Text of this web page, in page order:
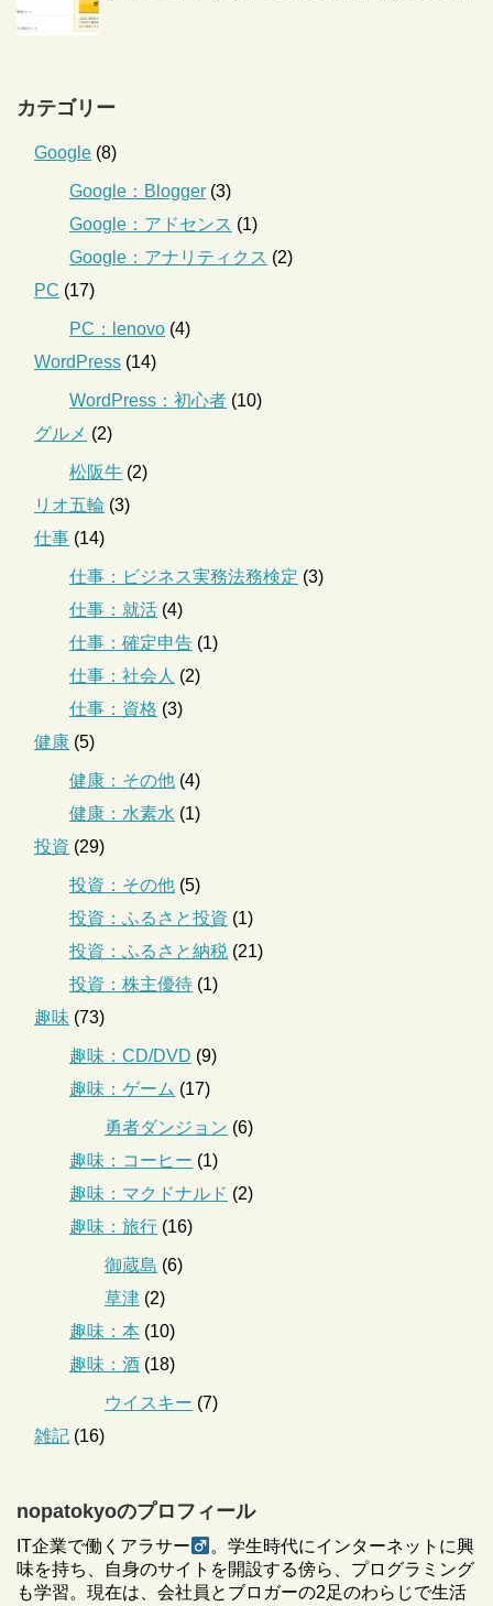
カテゴリー
Google (8)
Google：Blogger (3)
Google：アドセンス (1)
Google：アナリティクス (2)
PC (17)
PC：lenovo (4)
WordPress (14)
WordPress：初心者 (10)
グルメ (2)
松阪牛 (2)
リオ五輪 (3)
仕事 (14)
仕事：ビジネス実務法務検定 (3)
仕事：就活 (4)
仕事：確定申告 (1)
仕事：社会人 (2)
仕事：資格 (3)
健康 (5)
健康：その他 (4)
健康：水素水 (1)
投資 (29)
投資：その他 (5)
投資：ふるさと投資 (1)
投資：ふるさと納税 (21)
投資：株主優待 (1)
趣味 (73)
趣味：CD/DVD (9)
趣味：ゲーム (17)
勇者ダンジョン (6)
趣味：コーヒー (1)
趣味：マクドナルド (2)
趣味：旅行 (16)
御蔵島 (6)
草津 (2)
趣味：本 (10)
趣味：酒 (18)
ウイスキー (7)
雑記 (16)
nopatokyoのプロフィール
IT企業で働くアラサー
。学生時代にインターネットに興
味を持ち、自身のサイトを開設する傍ら、プログラミング
も学習。現在は、会社員とブロガーの2足のわらじで生活